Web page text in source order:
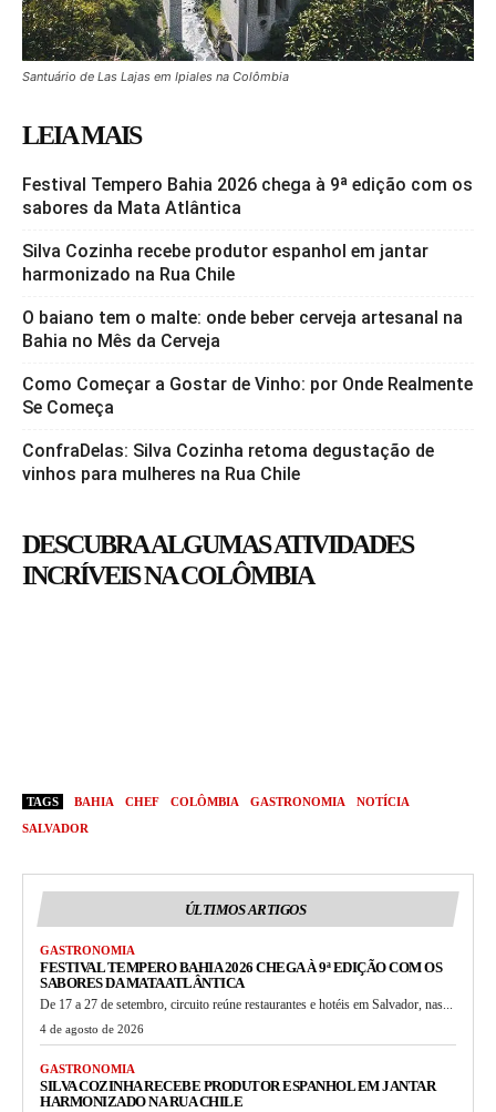
Santuário de Las Lajas em Ipiales na Colômbia
LEIA MAIS
Festival Tempero Bahia 2026 chega à 9ª edição com os
sabores da Mata Atlântica
Silva Cozinha recebe produtor espanhol em jantar
harmonizado na Rua Chile
O baiano tem o malte: onde beber cerveja artesanal na
Bahia no Mês da Cerveja
Como Começar a Gostar de Vinho: por Onde Realmente
Se Começa
ConfraDelas: Silva Cozinha retoma degustação de
vinhos para mulheres na Rua Chile
DESCUBRA ALGUMAS ATIVIDADES
INCRÍVEIS NA COLÔMBIA
TAGS BAHIA CHEF COLÔMBIA GASTRONOMIA
NOTÍCIA
SALVADOR
ÚLTIMOS ARTIGOS
GASTRONOMIA
FESTIVAL TEMPERO BAHIA 2026 CHEGA À 9ª EDIÇÃO COM OS
SABORES DA MATA ATLÂNTICA
De 17 a 27 de setembro, circuito reúne restaurantes e hotéis em Salvador, nas...
4 de agosto de 2026
GASTRONOMIA
SILVA COZINHA RECEBE PRODUTOR ESPANHOL EM JANTAR
HARMONIZADO NA RUA CHILE